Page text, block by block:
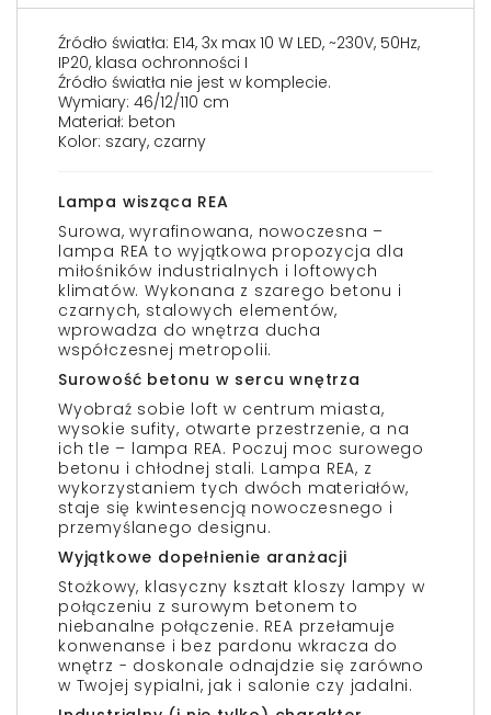
Źródło światła: E14, 3x max 10 W LED, ~230V, 50Hz,
IP20, klasa ochronności I
Źródło światła nie jest w komplecie.
Wymiary: 46/12/110 cm
Materiał: beton
Kolor: szary, czarny
Lampa wisząca REA
Surowa, wyrafinowana, nowoczesna –
lampa REA to wyjątkowa propozycja dla
miłośników industrialnych i loftowych
klimatów. Wykonana z szarego betonu i
czarnych, stalowych elementów,
wprowadza do wnętrza ducha
współczesnej metropolii.
Surowość betonu w sercu wnętrza
Wyobraź sobie loft w centrum miasta,
wysokie sufity, otwarte przestrzenie, a na
ich tle – lampa REA. Poczuj moc surowego
betonu i chłodnej stali. Lampa REA, z
wykorzystaniem tych dwóch materiałów,
staje się kwintesencją nowoczesnego i
przemyślanego designu.
Wyjątkowe dopełnienie aranżacji
Stożkowy, klasyczny kształt kloszy lampy w
połączeniu z surowym betonem to
niebanalne połączenie. REA przełamuje
konwenanse i bez pardonu wkracza do
wnętrz - doskonale odnajdzie się zarówno
w Twojej sypialni, jak i salonie czy jadalni.